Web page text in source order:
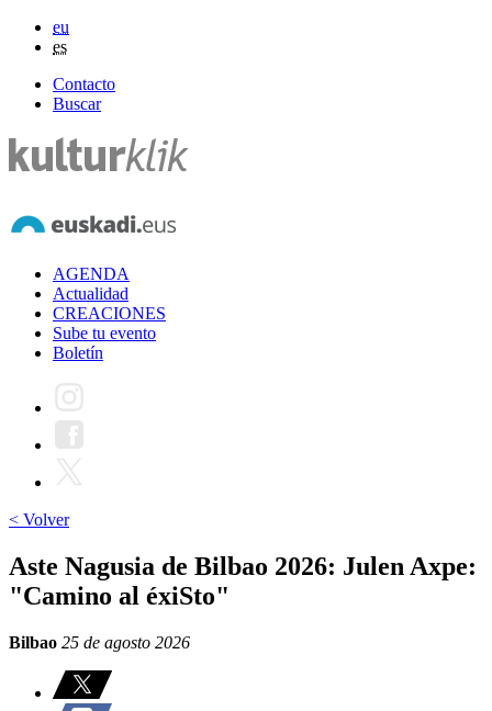
eu
es
Contacto
Buscar
AGENDA
Actualidad
CREACIONES
Sube tu evento
Boletín
< Volver
Aste Nagusia de Bilbao 2026: Julen Axpe:
"Camino al éxiSto"
Bilbao 25 de agosto 2026